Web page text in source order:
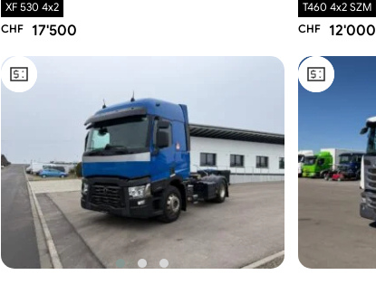
XF 530 4x2
CHF
17'500
T460 4x2 SZM
CHF
12'000